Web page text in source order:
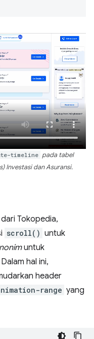
timeline pada tabel
Investasi dan Asuransi.
Tokopedia,
scroll() untuk
untuk
hal ini,
header
range yang